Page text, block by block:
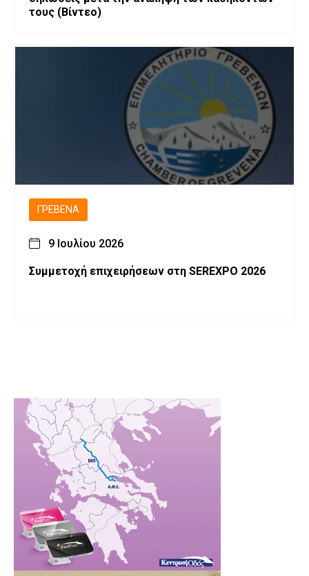
τους (Βίντεο)
ΓΡΕΒΕΝΆ
9 Ιουλίου 2026
Συμμετοχή επιχειρήσεων στη SEREXPO 2026